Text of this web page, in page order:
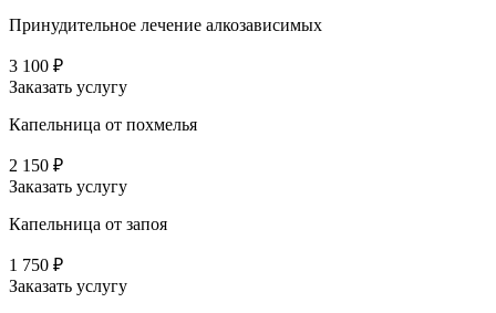
Принудительное лечение алкозависимых
3 100 ₽
Заказать услугу
Капельница от похмелья
2 150 ₽
Заказать услугу
Капельница от запоя
1 750 ₽
Заказать услугу